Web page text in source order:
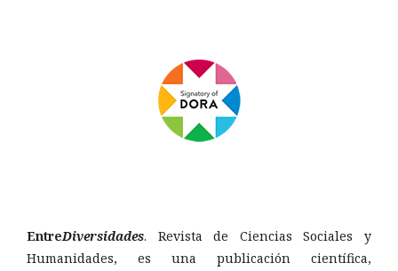
EntreDiversidades. Revista de Ciencias Sociales y
Humanidades, es una publicación científica,